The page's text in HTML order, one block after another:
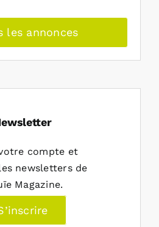
les annonces
compte et
newsletters de
Magazine.